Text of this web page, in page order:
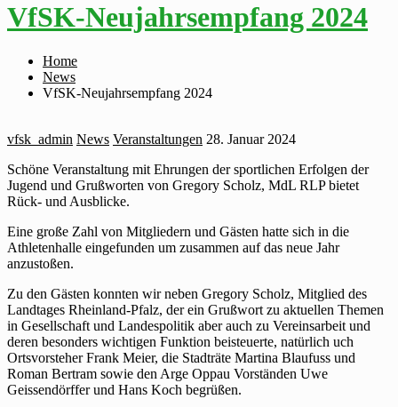
VfSK-Neujahrsempfang 2024
Home
News
VfSK-Neujahrsempfang 2024
vfsk_admin News Veranstaltungen 28. Januar 2024
Schöne Veranstaltung mit Ehrungen der sportlichen Erfolgen der
Jugend und Grußworten von Gregory Scholz, MdL RLP bietet
Rück- und Ausblicke.
Eine große Zahl von Mitgliedern und Gästen hatte sich in die
Athletenhalle eingefunden um zusammen auf das neue Jahr
anzustoßen.
Zu den Gästen konnten wir neben Gregory Scholz, Mitglied des
Landtages Rheinland-Pfalz, der ein Grußwort zu aktuellen Themen
in Gesellschaft und Landespolitik aber auch zu Vereinsarbeit und
deren besonders wichtigen Funktion beisteuerte, natürlich uch
Ortsvorsteher Frank Meier, die Stadträte Martina Blaufuss und
Roman Bertram sowie den Arge Oppau Vorständen Uwe
Geissendörffer und Hans Koch begrüßen.